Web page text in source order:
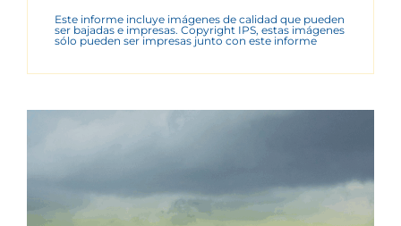
Este informe incluye imágenes de calidad que pueden
ser bajadas e impresas. Copyright IPS, estas imágenes
sólo pueden ser impresas junto con este informe